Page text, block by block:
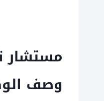
مستشار
وصف